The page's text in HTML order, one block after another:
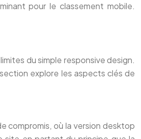
pour le classement mobile.
du simple responsive design.
explore les aspects clés de
compromis, où la version desktop